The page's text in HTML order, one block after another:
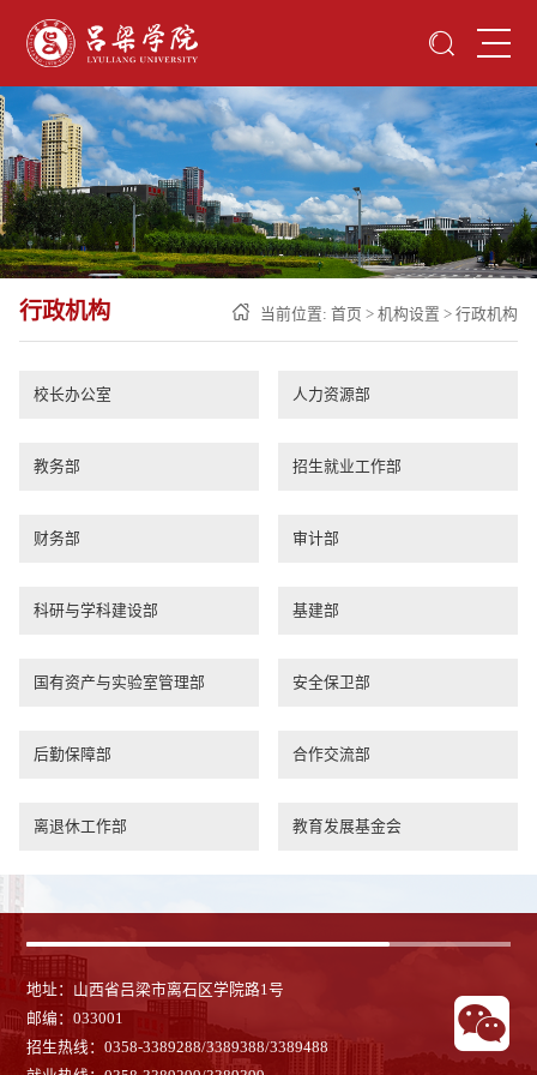
行政机构 当前位置: 首页 > 机构设置 > 行政机构
校长办公室 人力资源部
教务部 招生就业工作部
财务部 审计部
科研与学科建设部 基建部
国有资产与实验室管理部 安全保卫部
后勤保障部 合作交流部
离退休工作部 教育发展基金会
地址：山西省吕梁市离石区学院路1号
邮编：033001
招生热线：0358-3389288/3389388/3389488